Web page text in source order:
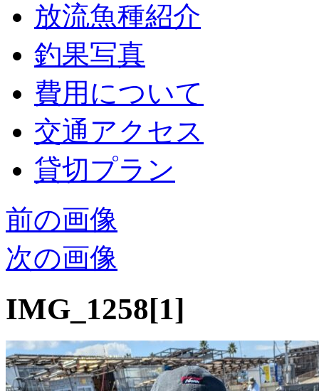
放流魚種紹介
釣果写真
費用について
交通アクセス
貸切プラン
前の画像
次の画像
IMG_1258[1]